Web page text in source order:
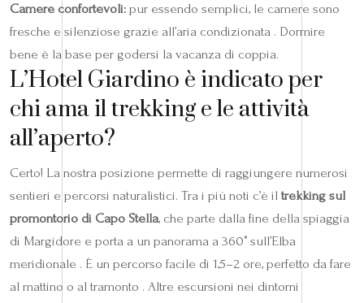
Camere confortevoli: pur essendo semplici, le camere sono
fresche e silenziose grazie all’aria condizionata . Dormire
bene è la base per godersi la vacanza di coppia.
L’Hotel Giardino è indicato per
chi ama il trekking e le attività
all’aperto?
Certo! La nostra posizione permette di raggiungere numerosi
sentieri e percorsi naturalistici. Tra i più noti c’è il trekking sul
promontorio di Capo Stella, che parte dalla fine della spiaggia
di Margidore e porta a un panorama a 360° sull’Elba
meridionale . È un percorso facile di 1,5–2 ore, perfetto da fare
al mattino o al tramonto . Altre escursioni nei dintorni